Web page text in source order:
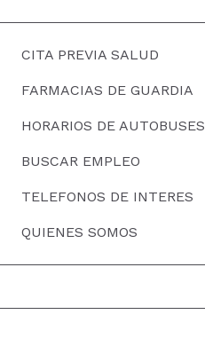
CITA PREVIA SALUD
FARMACIAS DE GUARDIA
HORARIOS DE AUTOBUSES
BUSCAR EMPLEO
TELEFONOS DE INTERES
QUIENES SOMOS